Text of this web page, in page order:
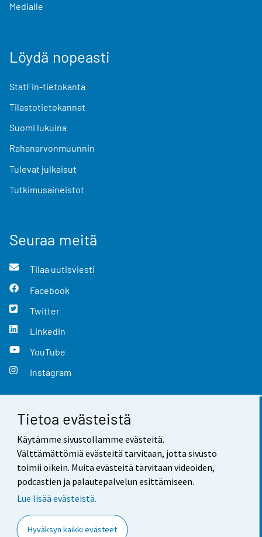
Tietoa evästeistä
Käytämme sivustollamme evästeitä.
Välttämättömiä evästeitä tarvitaan, jotta sivusto
toimii oikein. Muita evästeitä tarvitaan videoiden,
podcastien ja palautepalvelun esittämiseen.
Lue lisää evästeistä.
Hyväksyn kaikki evästeet
Medialle
Löydä nopeasti
StatFin-tietokanta
Tilastotietokannat
Suomi lukuina
Rahanarvonmuunnin
Tulevat julkaisut
Tutkimusaineistot
Seuraa meitä
Tilaa uutisviesti
Facebook
Twitter
LinkedIn
YouTube
Instagram
Yhteystiedot
Palaute
Käyttöehdot
Saavutettavuus